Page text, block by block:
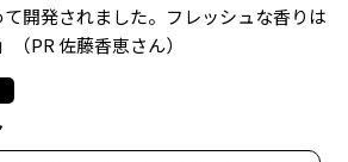
開発されました。フレッシュな香りは
PR 佐藤香恵さん）